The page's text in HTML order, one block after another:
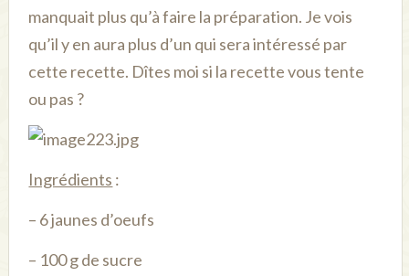
manquait plus qu’à faire la préparation. Je vois
qu’il y en aura plus d’un qui sera intéressé par
cette recette. Dîtes moi si la recette vous tente
ou pas ?
Ingrédients :
– 6 jaunes d’oeufs
– 100 g de sucre